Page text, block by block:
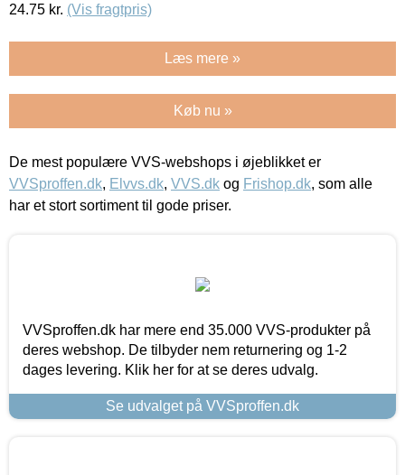
24.75 kr. (Vis fragtpris)
Læs mere »
Køb nu »
De mest populære VVS-webshops i øjeblikket er
VVSproffen.dk, Elvvs.dk, VVS.dk og Frishop.dk, som alle
har et stort sortiment til gode priser.
VVSproffen.dk har mere end 35.000 VVS-produkter på
deres webshop. De tilbyder nem returnering og 1-2
dages levering. Klik her for at se deres udvalg.
Se udvalget på VVSproffen.dk